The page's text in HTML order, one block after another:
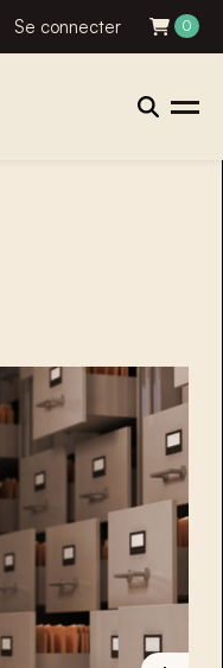
Se connecter 0